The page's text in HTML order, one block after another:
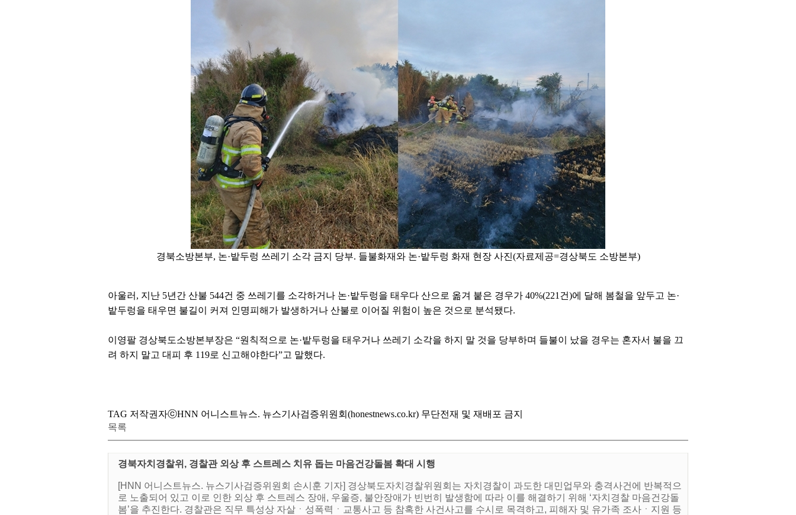
경북소방본부, 논·밭두렁 쓰레기 소각 금지 당부. 들불화재와 논·밭두렁 화재 현장 사진(자료제공=경상북도 소방본부)
아울러, 지난 5년간 산불 544건 중 쓰레기를 소각하거나 논·밭두렁을 태우다 산으로 옮겨 붙은 경우가 40%(221건)에 달해 봄철을 앞두고 논·
밭두렁을 태우면 불길이 커져 인명피해가 발생하거나 산불로 이어질 위험이 높은 것으로 분석됐다.
이영팔 경상북도소방본부장은 “원칙적으로 논·밭두렁을 태우거나 쓰레기 소각을 하지 말 것을 당부하며 들불이 났을 경우는 혼자서 불을 끄
려 하지 말고 대피 후 119로 신고해야한다”고 말했다.
TAG 저작권자ⓒHNN 어니스트뉴스. 뉴스기사검증위원회(honestnews.co.kr) 무단전재 및 재배포 금지
목록
경북자치경찰위, 경찰관 외상 후 스트레스 치유 돕는 마음건강돌봄 확대 시행
[HNN 어니스트뉴스. 뉴스기사검증위원회 손시훈 기자] 경상북도자치경찰위원회는 자치경찰이 과도한 대민업무와 충격사건에 반복적으
로 노출되어 있고 이로 인한 외상 후 스트레스 장애, 우울증, 불안장애가 빈번히 발생함에 따라 이를 해결하기 위해 ‘자치경찰 마음건강돌
봄’을 추진한다. 경찰관은 직무 특성상 자살ㆍ성폭력ㆍ교통사고 등 참혹한 사건사고를 수시로 목격하고, 피해자 및 유가족 조사ㆍ지원 등